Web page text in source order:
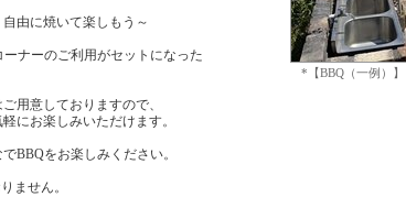
*【BBQ（一例）】
由に焼いて楽しもう～
ナーのご利用がセットになった
用意しておりますので、
にお楽しみいただけます。
BBQをお楽しみください。
ません。